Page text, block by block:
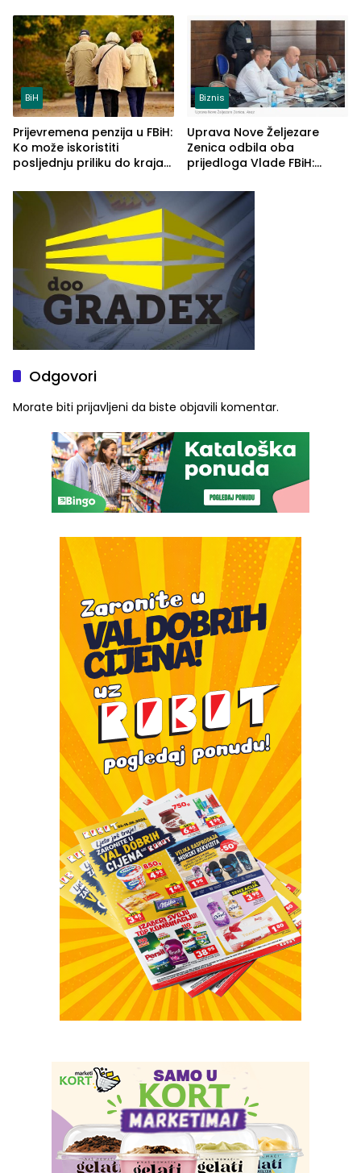
ljeta (FOTO)
BiH
Prijevremena penzija u FBiH:
Ko može iskoristiti
posljednju priliku do kraja
Biznis
Uprava Nove Željezare
Zenica odbila oba
prijedloga Vlade FBiH:
rješenje
Odgovori
Morate biti prijavljeni da biste objavili komentar.